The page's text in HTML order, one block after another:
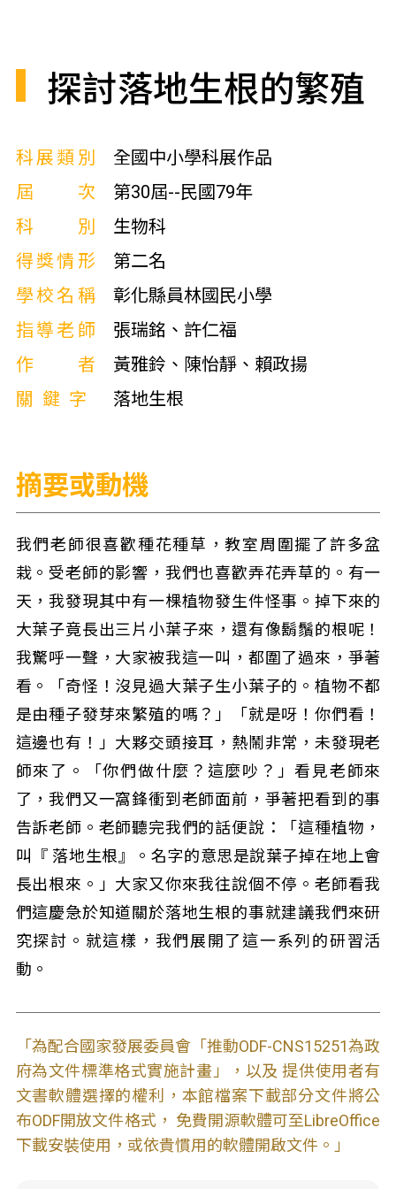
探討落地生根的繁殖
科展類別
全國中小學科展作品
屆次
第30屆--民國79年
科別
生物科
得獎情形
第二名
學校名稱
彰化縣員林國民小學
指導老師
張瑞銘、許仁福
作者
黃雅鈴、陳怡靜、賴政揚
關鍵字
落地生根
摘要或動機
我們老師很喜歡種花種草，教室周圍擺了許多盆
栽。受老師的影響，我們也喜歡弄花弄草的。有一
天，我發現其中有一棵植物發生件怪事。掉下來的
大葉子竟長出三片小葉子來，還有像鬍鬚的根呢！
我驚呼一聲，大家被我這一叫，都圍了過來，爭著
看。「奇怪！沒見過大葉子生小葉子的。植物不都
是由種子發芽來繁殖的嗎？」「就是呀！你們看！
這邊也有！」大夥交頭接耳，熱鬧非常，未發現老
師來了。「你們做什麼？這麼吵？」看見老師來
了，我們又一窩鋒衝到老師面前，爭著把看到的事
告訴老師。老師聽完我們的話便說：「這種植物，
叫『 落地生根』。名字的意思是說葉子掉在地上會
長出根來。」大家又你來我往說個不停。老師看我
們這慶急於知道關於落地生根的事就建議我們來研
究探討。就這樣，我們展開了這一系列的研習活
動。
「為配合國家發展委員會「推動ODF-CNS15251為政
府為文件標準格式實施計畫」，以及 提供使用者有
文書軟體選擇的權利，本館檔案下載部分文件將公
布ODF開放文件格式， 免費開源軟體可至LibreOffice
下載安裝使用，或依貴慣用的軟體開啟文件。」